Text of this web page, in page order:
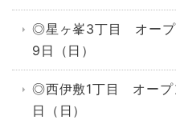
◎星ヶ峯3丁目 オー
9日（日）
◎西伊敷1丁目 オープ
日（日）